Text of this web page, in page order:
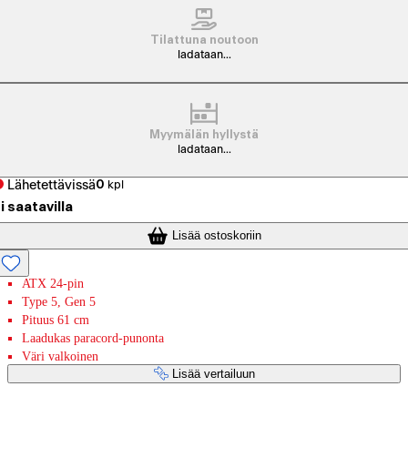
Tilattuna noutoon
ladataan...
Myymälän hyllystä
ladataan...
Lähetettävissä0 kpl
saatavilla
Lisää ostoskoriin
ATX 24-pin
Type 5, Gen 5
Pituus 61 cm
Laadukas paracord-punonta
Väri valkoinen
Lisää vertailuun